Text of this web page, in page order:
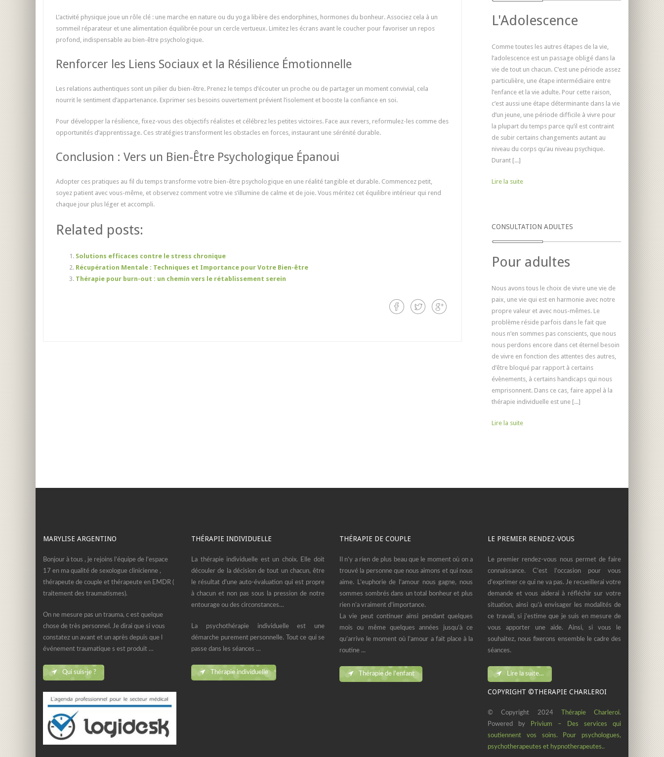
L’activité physique joue un rôle clé : une marche en nature ou du yoga libère des endorphines, hormones du bonheur. Associez cela à un
sommeil réparateur et une alimentation équilibrée pour un cercle vertueux. Limitez les écrans avant le coucher pour favoriser un repos
profond, indispensable au bien-être psychologique.
Renforcer les Liens Sociaux et la Résilience Émotionnelle
Les relations authentiques sont un pilier du bien-être. Prenez le temps d’écouter un proche ou de partager un moment convivial, cela
nourrit le sentiment d’appartenance. Exprimer ses besoins ouvertement prévient l’isolement et booste la confiance en soi.
Pour développer la résilience, fixez-vous des objectifs réalistes et célébrez les petites victoires. Face aux revers, reformulez-les comme des
opportunités d’apprentissage. Ces stratégies transforment les obstacles en forces, instaurant une sérénité durable.
Conclusion : Vers un Bien-Être Psychologique Épanoui
Adopter ces pratiques au fil du temps transforme votre bien-être psychologique en une réalité tangible et durable. Commencez petit,
soyez patient avec vous-même, et observez comment votre vie s’illumine de calme et de joie. Vous méritez cet équilibre intérieur qui rend
chaque jour plus léger et accompli.
Related posts:
Solutions efficaces contre le stress chronique
Récupération Mentale : Techniques et Importance pour Votre Bien-être
Thérapie pour burn-out : un chemin vers le rétablissement serein
L'Adolescence
Comme toutes les autres étapes de la vie,
l’adolescence est un passage obligé dans la
vie de tout un chacun. C’est une période assez
particulière, une étape intermédiaire entre
l’enfance et la vie adulte. Pour cette raison,
c’est aussi une étape déterminante dans la vie
d’un jeune, une période difficile à vivre pour
la plupart du temps parce qu’il est contraint
de subir certains changements autant au
niveau du corps qu’au niveau psychique.
Durant [...]
Lire la suite
CONSULTATION ADULTES
Pour adultes
Nous avons tous le choix de vivre une vie de
paix, une vie qui est en harmonie avec notre
propre valeur et avec nous-mêmes. Le
problème réside parfois dans le fait que
nous n’en sommes pas conscients, que nous
nous perdons encore dans cet éternel besoin
de vivre en fonction des attentes des autres,
d’être bloqué par rapport à certains
évènements, à certains handicaps qui nous
emprisonnent. Dans ce cas, faire appel à la
thérapie individuelle est une [...]
Lire la suite
MARYLISE ARGENTINO
Bonjour à tous , je rejoins l’équipe de l’espace
17 en ma qualité de sexologue clinicienne ,
thérapeute de couple et thérapeute en EMDR (
traitement des traumatismes).
On ne mesure pas un trauma, c est quelque
chose de très personnel. Je dirai que si vous
constatez un avant et un après depuis que l
événement traumatique s est produit …
Qui suis-je ?
THÉRAPIE INDIVIDUELLE
La thérapie individuelle est un choix. Elle doit
découler de la décision de tout un chacun, être
le résultat d’une auto-évaluation qui est propre
à chacun et non pas sous la pression de notre
entourage ou des circonstances…
La psychothérapie individuelle est une
démarche purement personnelle. Tout ce qui se
passe dans les séances …
Thérapie individuelle
THÉRAPIE DE COUPLE
Il n’y a rien de plus beau que le moment où on a
trouvé la personne que nous aimons et qui nous
aime. L’euphorie de l’amour nous gagne, nous
sommes sombrés dans un total bonheur et plus
rien n’a vraiment d’importance.
La vie peut continuer ainsi pendant quelques
mois ou même quelques années jusqu’à ce
qu’arrive le moment où l’amour a fait place à la
routine ...
Thérapie de l'enfant
LE PREMIER RENDEZ-VOUS
Le premier rendez-vous nous permet de faire
connaissance. C’est l’occasion pour vous
d’exprimer ce qui ne va pas. Je recueillerai votre
demande et vous aiderai à réfléchir sur votre
situation, ainsi qu’à envisager les modalités de
ce travail, si j’estime que je suis en mesure de
vous apporter une aide. Ainsi, si vous le
souhaitez, nous fixerons ensemble le cadre des
séances.
Lire la suite…
COPYRIGHT ©THERAPIE CHARLEROI
© Copyright 2024 Thérapie Charleroi.
Powered by
Privium – Des services qui
soutiennent vos soins. Pour psychologues,
psychotherapeutes et hypnotherapeutes..